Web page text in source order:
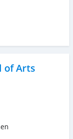
of Arts